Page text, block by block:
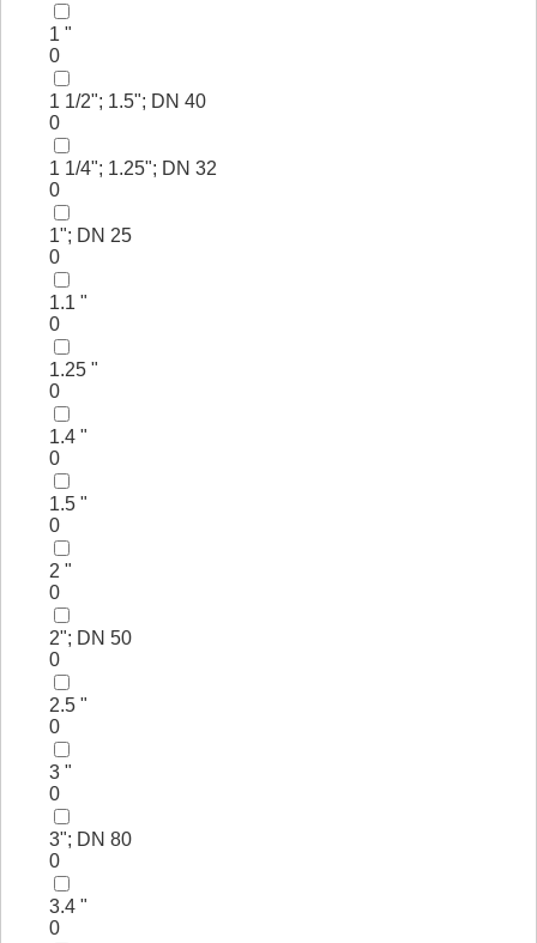
1 "
0
1 1/2"; 1.5"; DN 40
0
1 1/4"; 1.25"; DN 32
0
1"; DN 25
0
1.1 "
0
1.25 "
0
1.4 "
0
1.5 "
0
2 "
0
2"; DN 50
0
2.5 "
0
3 "
0
3"; DN 80
0
3.4 "
0